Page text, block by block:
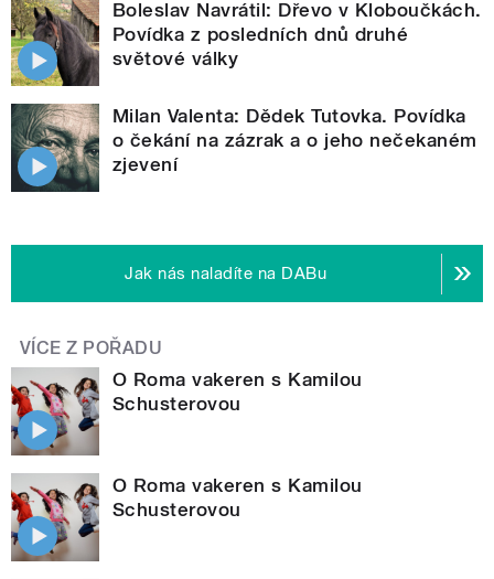
Boleslav Navrátil: Dřevo v Kloboučkách.
Povídka z posledních dnů druhé
světové války
Milan Valenta: Dědek Tutovka. Povídka
o čekání na zázrak a o jeho nečekaném
zjevení
Jak nás naladíte na DABu
VÍCE Z POŘADU
O Roma vakeren s Kamilou
Schusterovou
O Roma vakeren s Kamilou
Schusterovou